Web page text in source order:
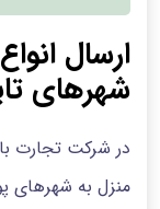
ارسال
شهرهای
در شرکت تجارت
منزل به شهرهای